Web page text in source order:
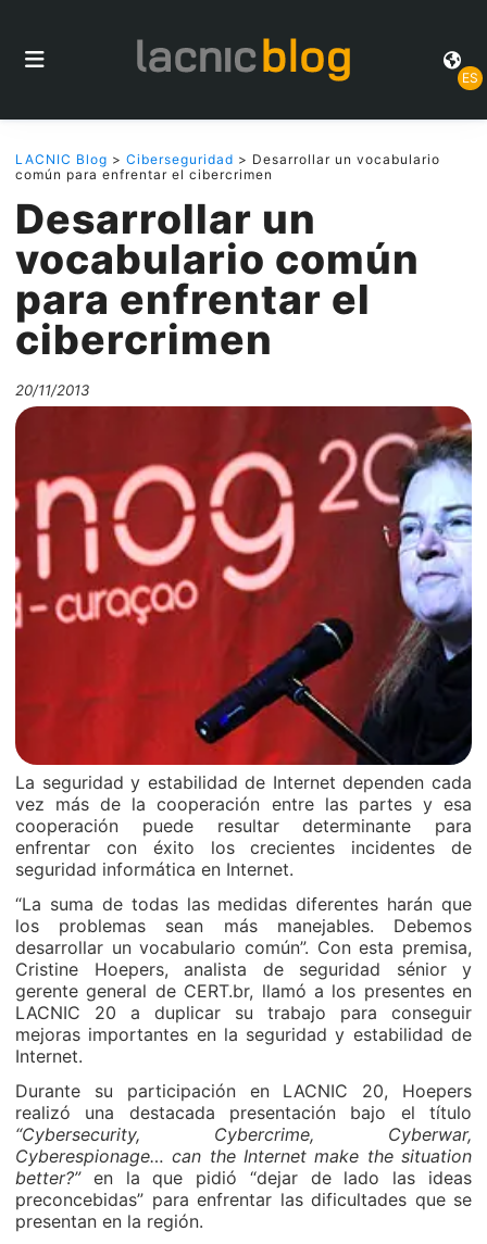
ES
LACNIC Blog > Ciberseguridad > Desarrollar un vocabulario
común para enfrentar el cibercrimen
Desarrollar un
vocabulario común
para enfrentar el
cibercrimen
20/11/2013
La seguridad y estabilidad de Internet dependen cada
vez más de la cooperación entre las partes y esa
cooperación puede resultar determinante para
enfrentar con éxito los crecientes incidentes de
seguridad informática en Internet.
“La suma de todas las medidas diferentes harán que
los problemas sean más manejables. Debemos
desarrollar un vocabulario común”. Con esta premisa,
Cristine Hoepers, analista de seguridad sénior y
gerente general de CERT.br, llamó a los presentes en
LACNIC 20 a duplicar su trabajo para conseguir
mejoras importantes en la seguridad y estabilidad de
Internet.
Durante su participación en LACNIC 20, Hoepers
realizó una destacada presentación bajo el título
“Cybersecurity, Cybercrime, Cyberwar,
Cyberespionage… can the Internet make the situation
better?” en la que pidió “dejar de lado las ideas
preconcebidas” para enfrentar las dificultades que se
presentan en la región.